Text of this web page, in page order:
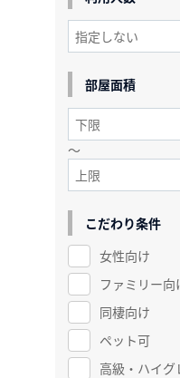
部屋面積
～
こだわり条件
女性向け
ファミリー向
同棲向け
ペット可
高級・ハイグ